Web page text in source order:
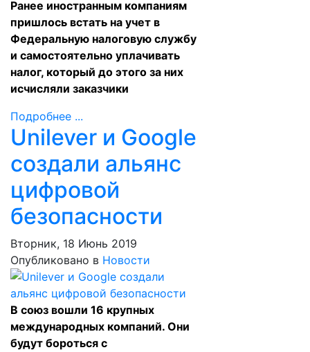
Ранее иностранным компаниям
пришлось встать на учет в
Федеральную налоговую службу
и самостоятельно уплачивать
налог, который до этого за них
исчисляли заказчики
Подробнее ...
Unilever и Google
создали альянс
цифровой
безопасности
Вторник, 18 Июнь 2019
Опубликовано в Новости
В союз вошли 16 крупных
международных компаний. Они
будут бороться с